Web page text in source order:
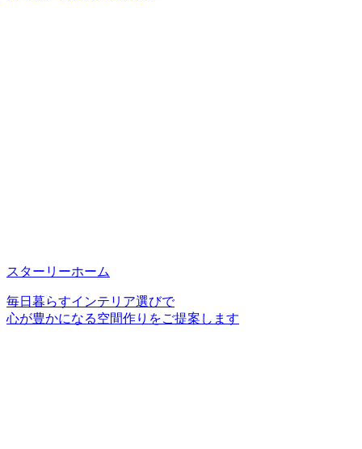
スターリーホーム
毎日暮らすインテリア選びで
心が豊かになる空間作りをご提案します